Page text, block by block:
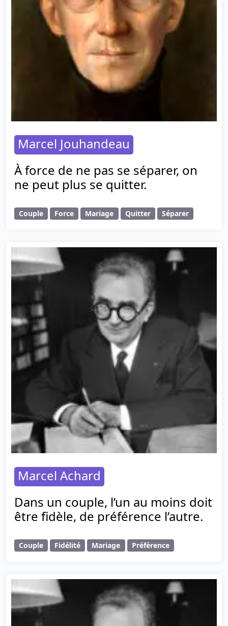
Marcel Jouhandeau
À force de ne pas se séparer, on
ne peut plus se quitter.
Couple Force Mariage Quitter Séparer
Marcel Achard
Dans un couple, l’un au moins doit
être fidèle, de préférence l’autre.
Couple Fidélité Mariage Préférence